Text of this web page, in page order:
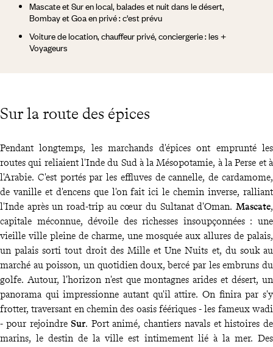
Sur la route des épices
Mascate et Sur en local, balades et nuit dans le désert,
Bombay et Goa en privé : c'est prévu
Voiture de location, chauffeur privé, conciergerie : les +
Voyageurs
Pendant longtemps, les marchands d'épices ont emprunté les
routes qui reliaient l'Inde du Sud à la Mésopotamie, à la Perse et à
l'Arabie. C'est portés par les effluves de cannelle, de cardamome,
de vanille et d'encens que l'on fait ici le chemin inverse, ralliant
l'Inde après un road-trip au cœur du Sultanat d'Oman. Mascate,
capitale méconnue, dévoile des richesses insoupçonnées : une
vieille ville pleine de charme, une mosquée aux allures de palais,
un palais sorti tout droit des Mille et Une Nuits et, du souk au
marché au poisson, un quotidien doux, bercé par les embruns du
golfe. Autour, l'horizon n'est que montagnes arides et désert, un
panorama qui impressionne autant qu'il attire. On finira par s'y
frotter, traversant en chemin des oasis féériques - les fameux wadi
- pour rejoindre Sur. Port animé, chantiers navals et histoires de
marins, le destin de la ville est intimement lié à la mer. Des